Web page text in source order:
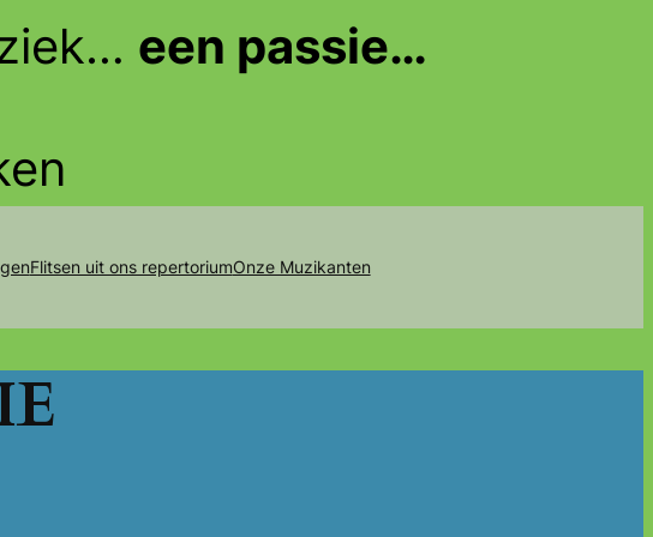
een passie…
Flitsen uit ons repertoriumOnze Muzikanten